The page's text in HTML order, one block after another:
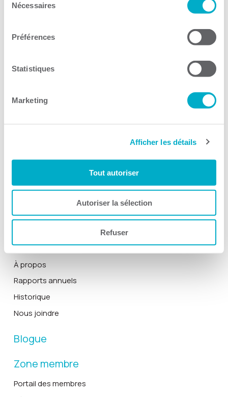
Nécessaires
Préférences
Statistiques
Marketing
Afficher les détails
Tout autoriser
Autoriser la sélection
Refuser
Activités
Toutes les activités
Solutions TI
Devenir membre
La CCI3R
Équipe et le conseil d’administration
À propos
Rapports annuels
Historique
Nous joindre
Blogue
Zone membre
Portail des membres